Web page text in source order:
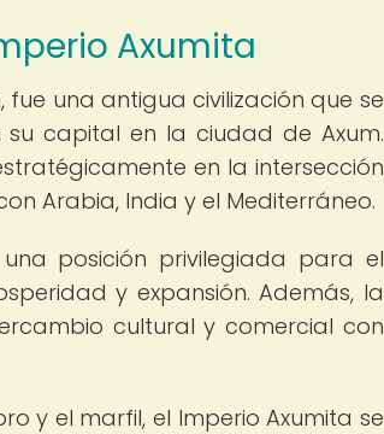
Axumita
fue una antigua civilización que se
capital en la ciudad de Axum.
en la intersección
Arabia, India y el Mediterráneo.
posición privilegiada para el
y expansión. Además, la
cultural y comercial con
y el marfil, el Imperio Axumita se